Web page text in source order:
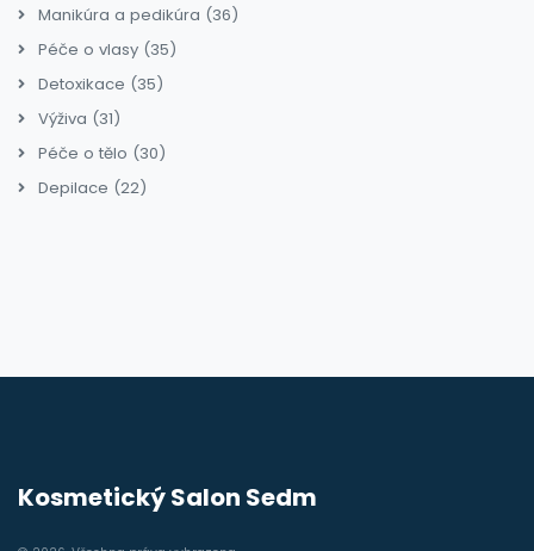
Manikúra a pedikúra (36)
Péče o vlasy (35)
Detoxikace (35)
Výživa (31)
Péče o tělo (30)
Depilace (22)
Kosmetický Salon Sedm